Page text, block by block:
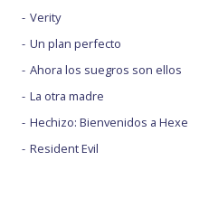
Verity
Un plan perfecto
Ahora los suegros son ellos
La otra madre
Hechizo: Bienvenidos a Hexe
Resident Evil